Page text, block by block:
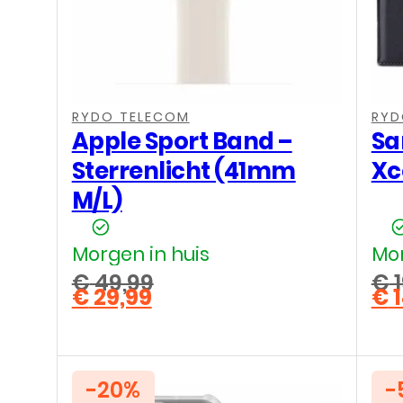
RYDO TELECOM
Apple Sport Band –
Sterrenlicht (41mm
M/L)
Morgen in huis
€49,99
Oorspronkelijke
€ 49,99.
€29,99
Huidige
is:
€ 29,99.
€
€
€
is:
€
-20% -